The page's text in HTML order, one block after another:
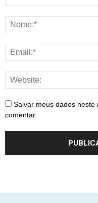
Salvar meus dados
comentar.